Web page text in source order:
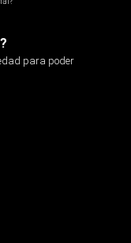
para poder